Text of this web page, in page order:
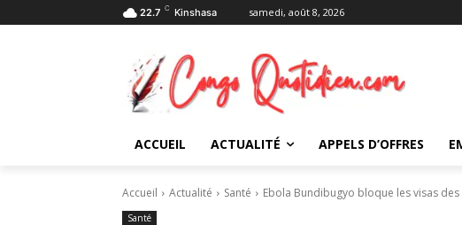
22.7 C Kinshasa samedi, août 8, 2026
ACCUEIL ACTUALITÉ APPELS D’OFFRES
Accueil Actualité Santé Ebola Bundibugyo bloque les visas
Santé